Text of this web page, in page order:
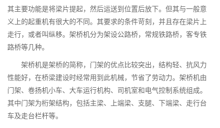
其主要功能是将梁片提起，然后运送到位置后放下。但其与一般意
义上的起重机有很大的不同。其要求的条件苛刻，并且存在梁片上
走行，或者叫纵移。架桥机分为架设公路桥，常规铁路桥，客专铁
路桥等几种。
架桥机是架桥的简称，门架的优点比较突出，结构轻、抗风力
性能好，在桥梁建设时经常用到此机械，节省了劳动力。架桥机由
门架、卷扬机小车、大车运行机构、司机室和电气控制系统组成。
其中门架为桁架结构，包括主梁、上端梁、支腿、下端梁、走行台
车及走台栏杆等。